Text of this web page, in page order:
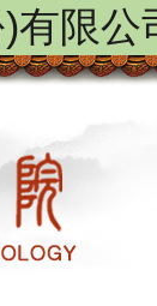
有限公